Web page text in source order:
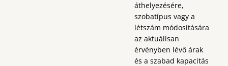
áthelyezésére,
szobatípus vagy a
létszám módosítására
az aktuálisan
érvényben lévő árak
és a szabad kapacitás